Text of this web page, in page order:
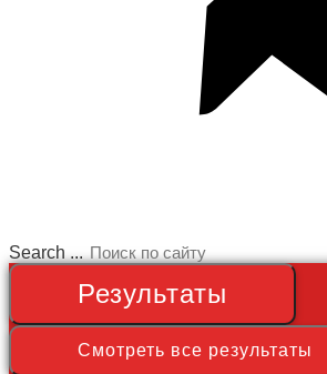
Search ...
Результаты
Смотреть все результаты